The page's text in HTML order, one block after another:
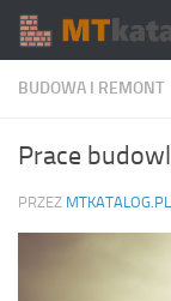
Skip to content
BUDOWA I REMONT
Prace
PRZEZ MTKATALOG.PL